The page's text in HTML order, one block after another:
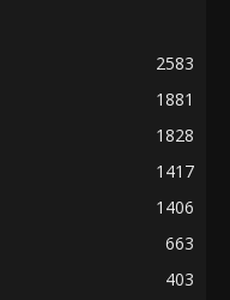
2583
1881
1828
1417
1406
663
403